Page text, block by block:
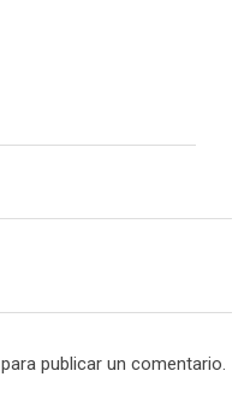
para publicar un comentario.